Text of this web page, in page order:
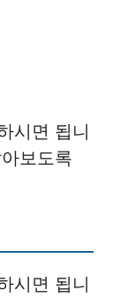
시면 됩니
보도록
시면 됩니